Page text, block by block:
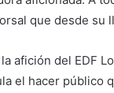
que desde su
afición del EDF
el hacer público